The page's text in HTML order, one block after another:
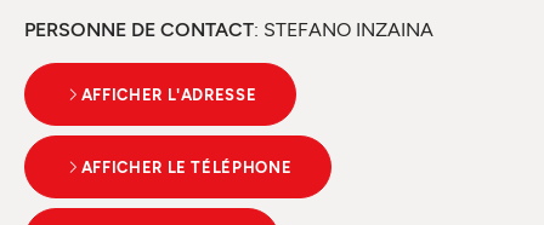
PERSONNE DE CONTACT: STEFANO INZAINA
AFFICHER L'ADRESSE
AFFICHER LE TÉLÉPHONE